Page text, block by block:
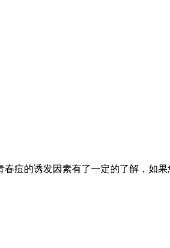
痘的诱发因素有了一定的了解，如